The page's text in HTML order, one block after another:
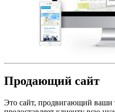
Продающий сайт
Это сайт, продвигающий ваши